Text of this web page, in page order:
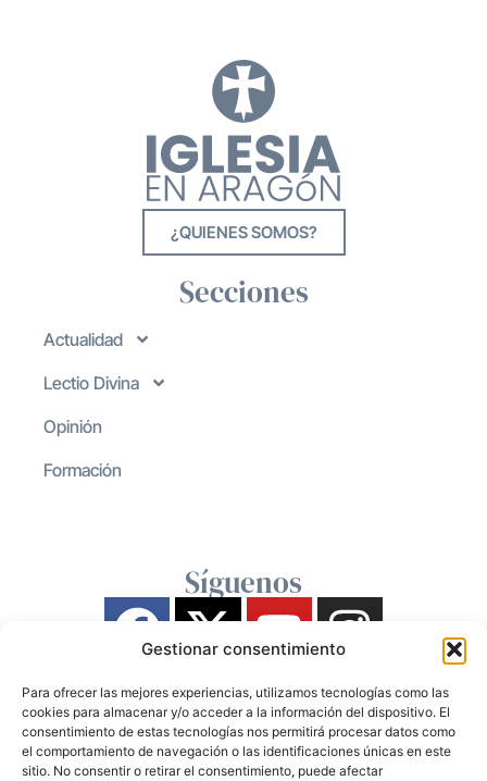
Gestionar consentimiento
Para ofrecer las mejores experiencias, utilizamos tecnologías como las
cookies para almacenar y/o acceder a la información del dispositivo. El
consentimiento de estas tecnologías nos permitirá procesar datos como
el comportamiento de navegación o las identificaciones únicas en este
sitio. No consentir o retirar el consentimiento, puede afectar
¿QUIENES SOMOS?
Secciones
Actualidad
Lectio Divina
Opinión
Formación
Síguenos